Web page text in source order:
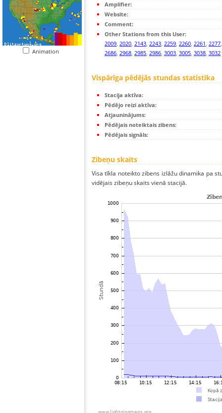
Animation
Amplifier:
Website:
Comment:
Other Stations from this User:
2009, 2020, 2143, 2243, 2259, 2260, 2261, 2277
2686, 2968, 2985, 2986, 3003, 3005, 3038, 3032
Vispārīga pēdējās stundas statistika
Stacija aktīva:
Pēdējo reizi aktīva:
Atjauninājums:
Pēdējais noteiktais zibens:
Pēdējais signāls:
Zibeņu skaits
Visa tīkla noteikto zibens izlāžu dinamika pa
vidējais zibeņu skaits vienā stacijā.